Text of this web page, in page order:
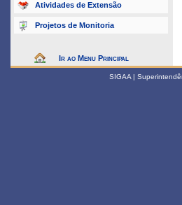
Atividades de Extensão
Projetos de Monitoria
Ir ao Menu Principal
SIGAA |